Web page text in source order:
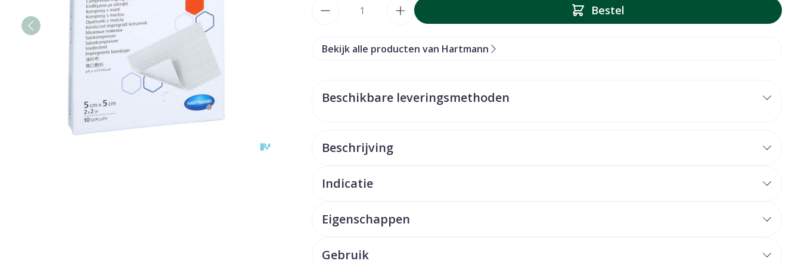
Bestel
Bekijk alle producten van Hartmann
Beschikbare leveringsmethoden
Beschrijving
Indicatie
Eigenschappen
Gebruik